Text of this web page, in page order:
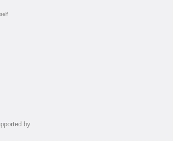
by